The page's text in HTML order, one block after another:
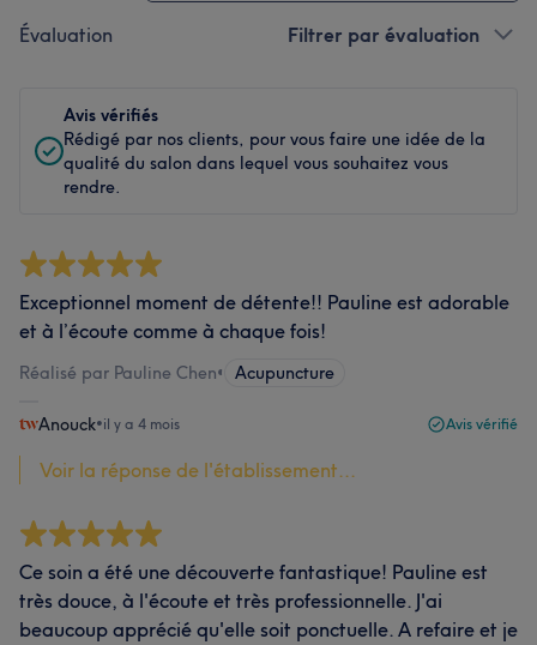
Évaluation Filtrer par évaluation
Avis vérifiés
Rédigé par nos clients, pour vous faire une idée de la
qualité du salon dans lequel vous souhaitez vous
rendre.
Exceptionnel moment de détente!! Pauline est adorable
et à l’écoute comme à chaque fois!
Réalisé par Pauline Chen• Acupuncture
Anouck•il y a 4 mois Avis vérifié
Voir la réponse de l'établissement...
Ce soin a été une découverte fantastique! Pauline est
très douce, à l'écoute et très professionnelle. J'ai
beaucoup apprécié qu'elle soit ponctuelle. A refaire et je